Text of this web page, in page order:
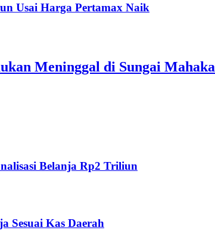
Usai Harga Pertamax Naik
Meninggal di Sungai
Belanja Rp2 Triliun
Sesuai Kas Daerah